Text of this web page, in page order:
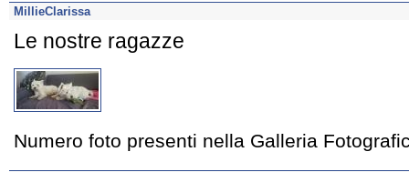
MillieClarissa
Le nostre ragazze
Numero foto presenti nella Galleria